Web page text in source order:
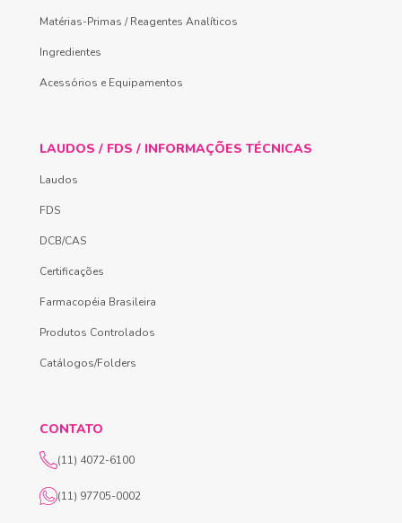
Matérias-Primas / Reagentes Analíticos
Ingredientes
Acessórios e Equipamentos
LAUDOS / FDS / INFORMAÇÕES TÉCNICAS
Laudos
FDS
DCB/CAS
Certificações
Farmacopéia Brasileira
Produtos Controlados
Catálogos/Folders
CONTATO
(11) 4072-6100
(11) 97705-0002